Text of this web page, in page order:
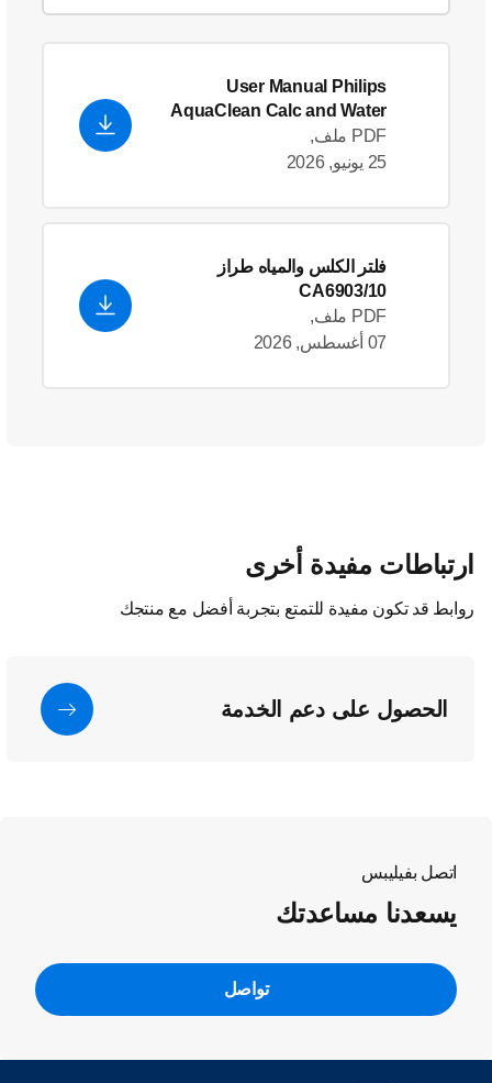
User Manual Philips
AquaClean Calc and Water
filter CA6903
PDF ملف,
25 يونيو, 2026
فلتر الكلس والمياه طراز
CA6903/10
PDF ملف,
07 أغسطس, 2026
ارتباطات مفيدة أخرى
روابط قد تكون مفيدة للتمتع بتجربة أفضل مع منتجك
الحصول على دعم الخدمة
اتصل بفيليبس
يسعدنا مساعدتك
تواصل